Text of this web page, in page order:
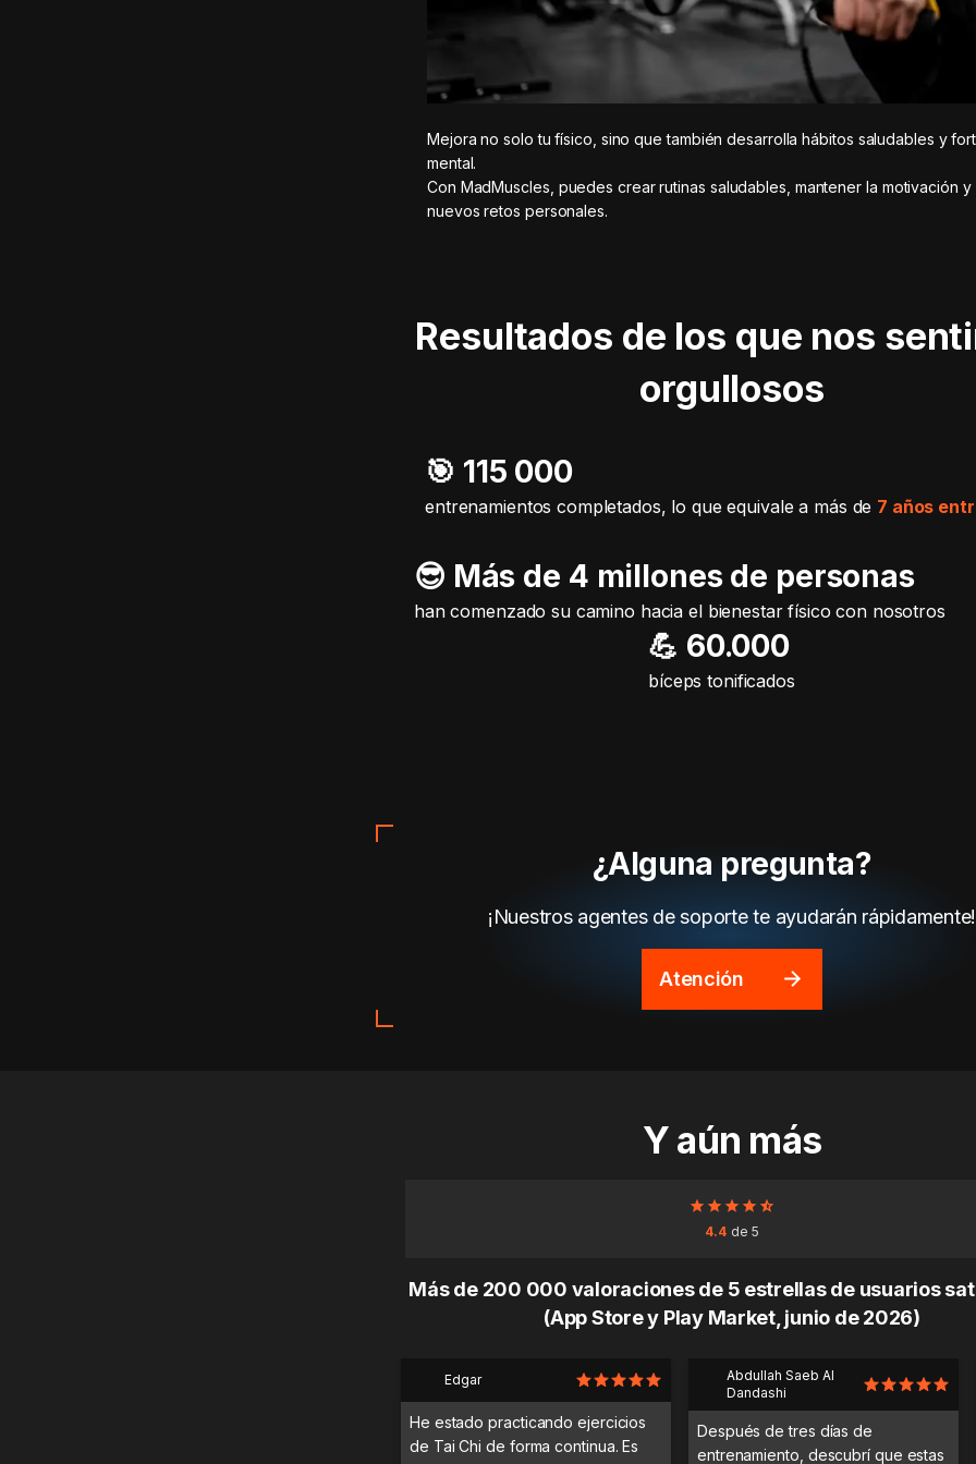
Mejora no solo tu físico, sino que también desarrolla hábitos saludables y
mental.
Con MadMuscles, puedes crear rutinas saludables, mantener la motivación
nuevos retos personales.
Resultados de los que nos
orgullosos
😎 Más de 4 millones de personas
han comenzado su camino hacia el bienestar físico con nosotros
🎯️ 115 000
entrenamientos completados, lo que equivale a más de 7 años
💪 60.000
bíceps tonificados
¿Alguna pregunta?
¡Nuestros agentes de soporte te ayudarán rápidamente!
Atención
Y aún más
4.4 de 5
Más de 200 000 valoraciones de 5 estrellas de usuarios
(App Store y Play Market, junio de 2026)
Edgar
He estado practicando ejercicios
de Tai Chi de forma continua. Es
Abdullah Saeb Al
Dandashi
Después de tres días de
entrenamiento, descubrí que estas